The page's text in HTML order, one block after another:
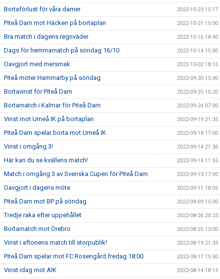
Bortaförlust för våra damer 2022-10-23 15:17
Piteå Dam mot Häcken på bortaplan 2022-10-21 15:00
Bra match i dagens regnväder 2022-10-16 18:40
Dags för hemmamatch på söndag 16/10 2022-10-14 15:00
Oavgjort med mersmak 2022-10-02 18:15
Piteå möter Hammarby på söndag 2022-09-30 15:00
Bortavinst för Piteå Dam 2022-09-25 15:20
Bortamatch i Kalmar för Piteå Dam 2022-09-24 07:00
Vinst mot Umeå IK på bortaplan 2022-09-19 21:35
Piteå Dam spelar borta mot Umeå IK 2022-09-18 17:00
Vinst i omgång 3! 2022-09-14 21:36
Här kan du se kvällens match! 2022-09-14 11:55
Match i omgång 3 av Svenska Cupen för Piteå Dam 2022-09-13 17:00
Oavgjort i dagens möte 2022-09-11 18:05
Piteå Dam mot BP på söndag 2022-09-09 15:00
Tredje raka efter uppehållet 2022-08-26 20:23
Bortamatch mot Örebro 2022-08-25 13:00
Vinst i aftonens match till storpublik! 2022-08-19 21:33
Piteå Dam spelar mot FC Rosengård fredag 18:00 2022-08-17 15:00
Vinst idag mot AIK 2022-08-14 18:15